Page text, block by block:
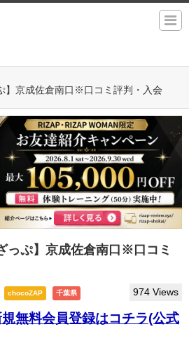
】京成佐倉南口※口コミ評判・入会
っぷ】京成佐倉南口※口コミ
chocoZAP 千葉県 974 Views
無料会員登録はコチラ(公式